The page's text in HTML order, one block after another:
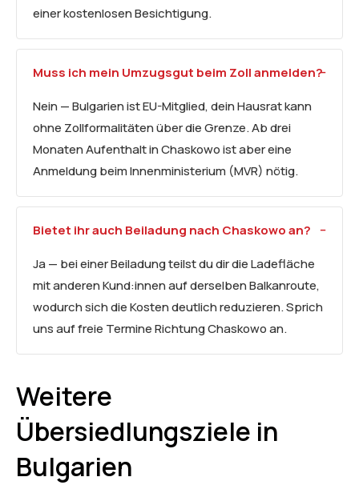
einer kostenlosen Besichtigung.
Muss ich mein Umzugsgut beim Zoll anmelden?
Nein — Bulgarien ist EU-Mitglied, dein Hausrat kann
ohne Zollformalitäten über die Grenze. Ab drei
Monaten Aufenthalt in Chaskowo ist aber eine
Anmeldung beim Innenministerium (MVR) nötig.
Bietet ihr auch Beiladung nach Chaskowo an?
Ja — bei einer Beiladung teilst du dir die Ladefläche
mit anderen Kund:innen auf derselben Balkanroute,
wodurch sich die Kosten deutlich reduzieren. Sprich
uns auf freie Termine Richtung Chaskowo an.
Weitere
Übersiedlungsziele in
Bulgarien